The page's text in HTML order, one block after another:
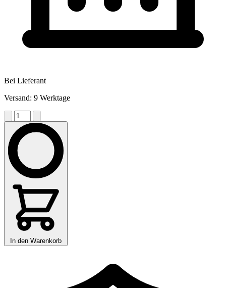
Bei Lieferant
Versand: 9 Werktage
In den Warenkorb